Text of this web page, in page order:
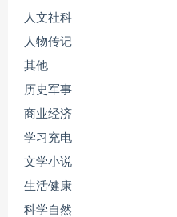
人文社科
人物传记
其他
历史军事
商业经济
学习充电
文学小说
生活健康
科学自然